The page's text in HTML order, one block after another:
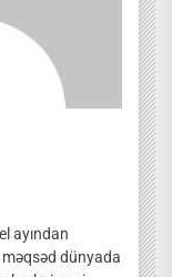
ayından
məqsəd dünyada